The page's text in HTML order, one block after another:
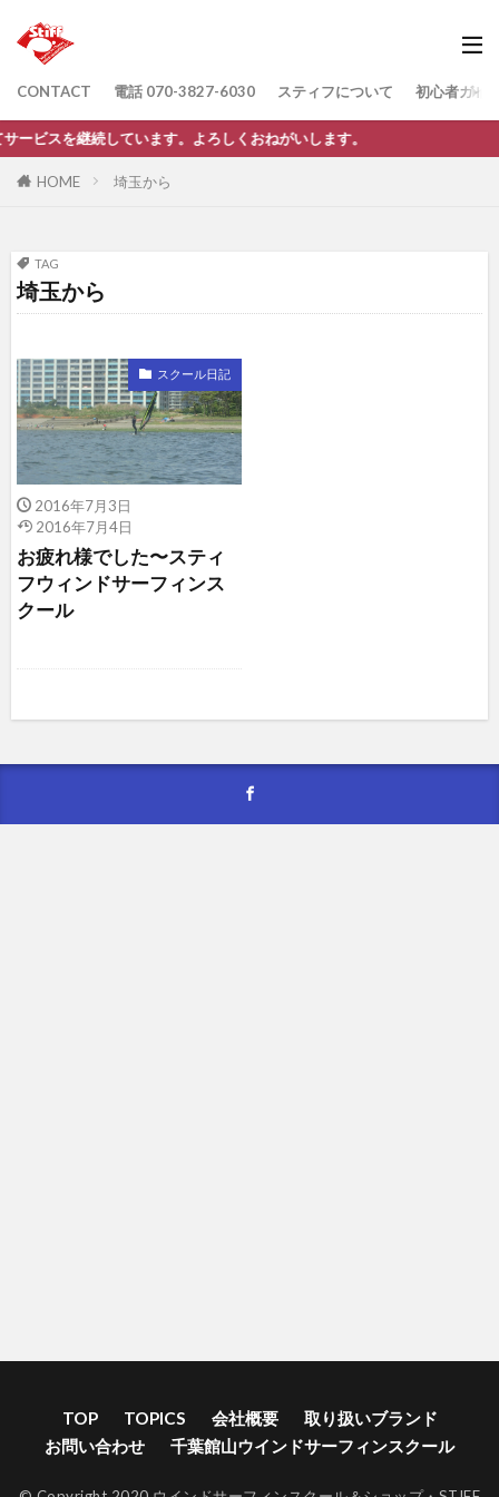
CONTACT 電話 070-3827-6030 スティフについて 初心者ガイ
スを継続しています。よろしくおねがいします。
HOME 埼玉から
TAG
埼玉から
スクール日記
2016年7月3日
2016年7月4日
お疲れ様でした〜スティ
フウィンドサーフィンス
クール
TOP TOPICS 会社概要
取り扱いブランド
お問い合わせ
千葉館山ウインドサーフィンスクール